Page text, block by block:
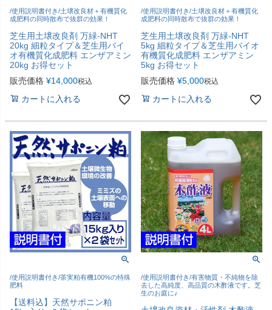
/使用説明書付き/土壌改良材＋有機質化
成肥料の同時散布で抜群の効果！
芝生用土壌改良剤 万緑-NHT
20kg 細粒タイプ＆芝生用バイ
オ有機質化成肥料 エンザアミン
20kg お得セット
販売価格 ¥14,000税込
カートに入れる
/使用説明書付き/土壌改良材＋有機質化
成肥料の同時散布で抜群の効果！
芝生用土壌改良剤 万緑-NHT
5kg 細粒タイプ＆芝生用バイオ
有機質化成肥料 エンザアミン
5kg お得セット
販売価格 ¥5,000税込
カートに入れる
/使用説明書付き/茶実粕有機100%の特殊
肥料
【送料込】天然サポニン粕
/使用説明書付き/有害物質・不純物を除
去した高純度、高品質の木酢液です。芝
生のお庭に♪